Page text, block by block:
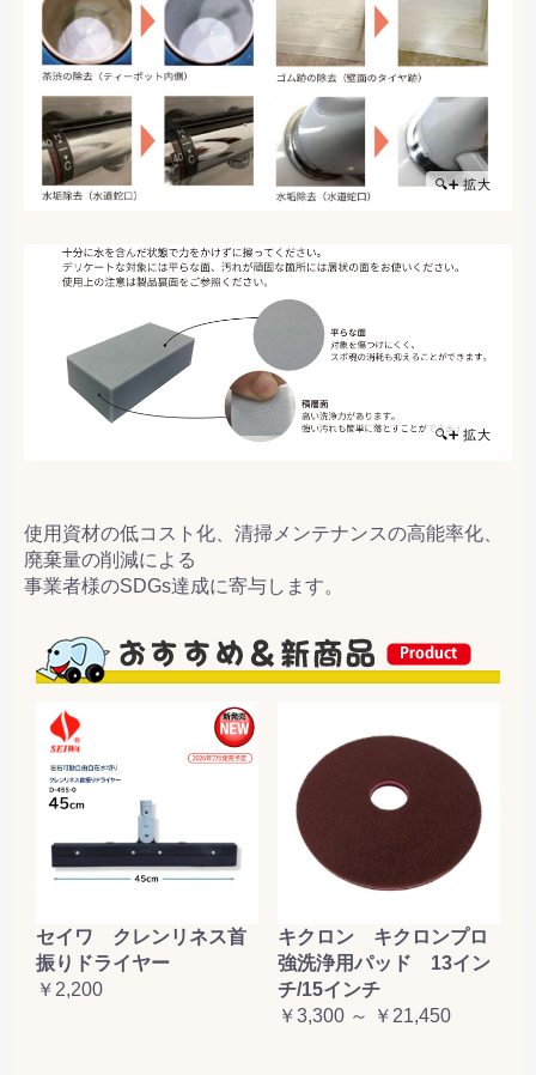
🔍➕ 拡大
🔍➕ 拡大
使用資材の低コスト化、清掃メンテナンスの高能率化、
廃棄量の削減による
事業者様のSDGs達成に寄与します。
セイワ クレンリネス首
振りドライヤー
￥2,200
キクロン キクロンプロ
強洗浄用パッド 13イン
チ/15インチ
￥3,300 ～ ￥21,450